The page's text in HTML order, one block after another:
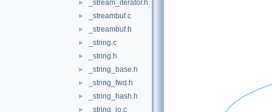
► _stream_iterator.h
► _streambuf.c
► _streambuf.h
► _string.c
► _string.h
► _string_base.h
► _string_fwd.h
► _string_hash.h
► _string_io.c